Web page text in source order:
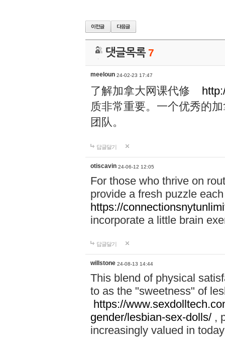
댓글목록7
meeloun 24-02-23 17:47
了解加拿大网课代修
质非常重要。一个优秀的
团队。
답글달기
otiscavin 24-06-12 12:05
For those who thrive on
provide a fresh puzzle
https://
incorporate a little brain
답글달기
willstone 24-08-13 14:44
This blend of physical
to as the "sweetness" of
https://
gender/lesbian-sex-dolls/ ,
increasingly valued in